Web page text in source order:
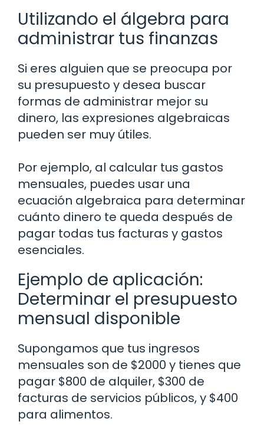
Utilizando el álgebra para
administrar tus finanzas
Si eres alguien que se preocupa por
su presupuesto y desea buscar
formas de administrar mejor su
dinero, las expresiones algebraicas
pueden ser muy útiles.
Por ejemplo, al calcular tus gastos
mensuales, puedes usar una
ecuación algebraica para determinar
cuánto dinero te queda después de
pagar todas tus facturas y gastos
esenciales.
Ejemplo de aplicación:
Determinar el presupuesto
mensual disponible
Supongamos que tus ingresos
mensuales son de $2000 y tienes que
pagar $800 de alquiler, $300 de
facturas de servicios públicos, y $400
para alimentos.